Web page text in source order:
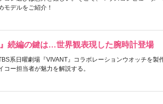
モデルをご紹介！
』続編の鍵は…世界観表現した腕時計登場
系日曜劇場『VIVANT』コラボレーションウオッチを製
コー担当者が魅力を解説する。